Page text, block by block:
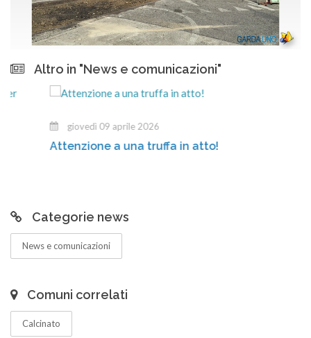
Altro in "News e comunicazioni"
giovedì 09 aprile 2026
Attenzione a una truffa in atto!
Categorie news
News e comunicazioni
Comuni correlati
Calcinato